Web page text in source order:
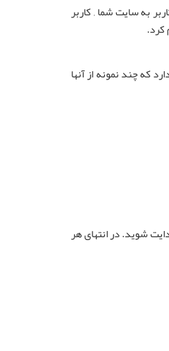
به سایت شما , کاربر
کرد.
که چند نمونه از آنها
شوید. در انتهای هر